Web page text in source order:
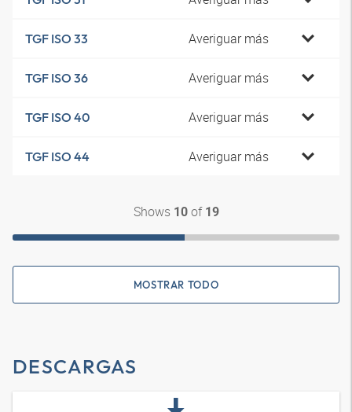
TGF ISO 33 Averiguar más
TGF ISO 36 Averiguar más
TGF ISO 40 Averiguar más
TGF ISO 44 Averiguar más
Shows 10of 19
MOSTRAR TODO
DESCARGAS